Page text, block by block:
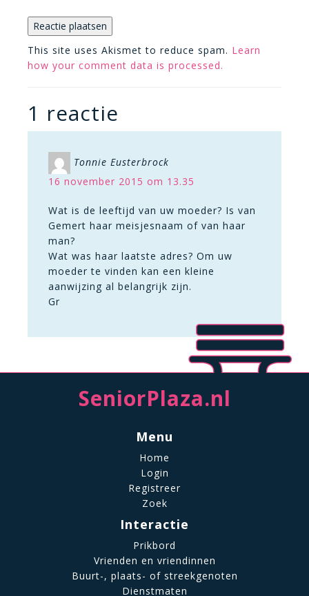
This site uses Akismet to reduce spam. Learn
how your comment data is processed.
1 reactie
Tonnie Eusterbrock
16 november 2015 om 13.35
Wat is de leeftijd van uw moeder? Is van
Gemert haar meisjesnaam of van haar
man?
Wat was haar laatste adres? Om uw
moeder te vinden kan een kleine
aanwijzing al belangrijk zijn.
Gr
SeniorPlaza.nl
Menu
Home
Login
Registreer
Zoek
Interactie
Prikbord
Vrienden en vriendinnen
Buurt-, plaats- of streekgenoten
Dienstmaten